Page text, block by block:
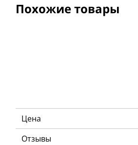
Похожие товары
Цена
Отзывы